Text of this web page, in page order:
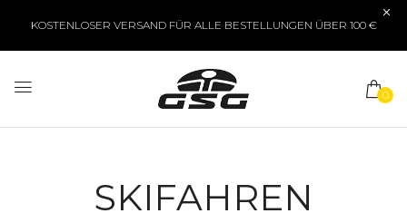
KOSTENLOSER VERSAND FÜR ALLE BESTELLUNGEN ÜBER 100 €
0
SKIFAHREN